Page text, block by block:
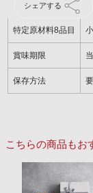
シェアする
特定原材料8品目
賞味期限
保存方法
こちらの商品もお